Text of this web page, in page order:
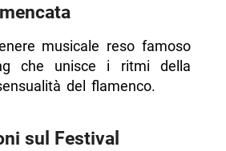
musicale reso famoso
che unisce i ritmi della
del flamenco.
sul Festival